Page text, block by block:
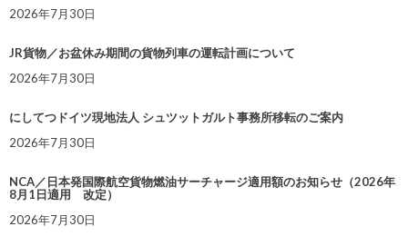
2026年7月30日
JR貨物／お盆休み期間の貨物列車の運転計画について
2026年7月30日
にしてつドイツ現地法人 シュツットガルト事務所移転のご案内
2026年7月30日
NCA／日本発国際航空貨物燃油サーチャージ適用額のお知らせ（2026年
8月1日適用 改定）
2026年7月30日